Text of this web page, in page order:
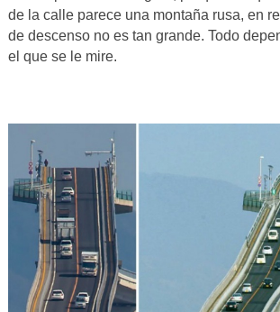
de la calle parece una montaña rusa, en
de descenso no es tan grande. Todo
el que se le mire.